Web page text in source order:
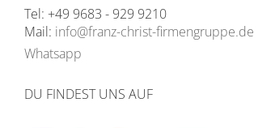
Tel: +49 9683 - 929 9210
Mail: info@franz-christ-firmengruppe.de
Whatsapp
DU FINDEST UNS AUF